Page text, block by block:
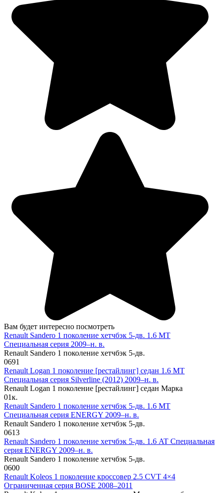
Вам будет интересно посмотреть
Renault Sandero 1 поколение хетчбэк 5-дв. 1.6 MT
Специальная серия 2009–н. в.
Renault Sandero 1 поколение хетчбэк 5-дв.
0691
Renault Logan 1 поколение [рестайлинг] седан 1.6 MT
Специальная серия Silverline (2012) 2009–н. в.
Renault Logan 1 поколение [рестайлинг] седан Марка
01к.
Renault Sandero 1 поколение хетчбэк 5-дв. 1.6 MT
Специальная серия ENERGY 2009–н. в.
Renault Sandero 1 поколение хетчбэк 5-дв.
0613
Renault Sandero 1 поколение хетчбэк 5-дв. 1.6 AT Специальная
серия ENERGY 2009–н. в.
Renault Sandero 1 поколение хетчбэк 5-дв.
0600
Renault Koleos 1 поколение кроссовер 2.5 CVT 4×4
Ограниченная серия BOSE 2008–2011